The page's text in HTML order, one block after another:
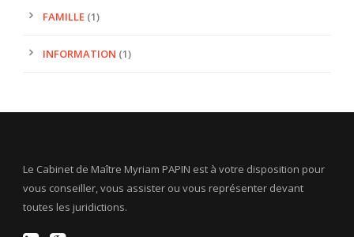
FAMILLE (1)
INFORMATION (1)
Le Cabinet de Maître Myriam PAPIN est à votre disposition pour
vous conseiller, vous assister ou vous représenter devant
toutes les juridictions.